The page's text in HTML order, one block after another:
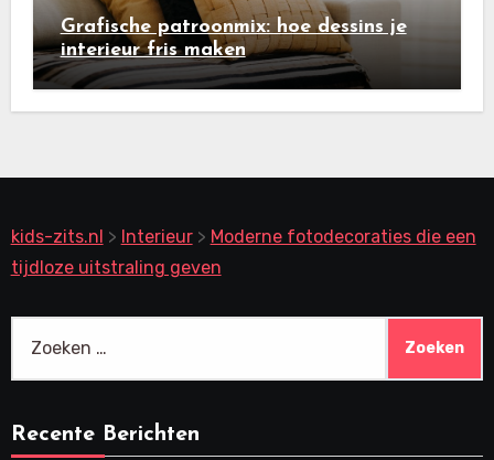
Grafische patroonmix: hoe dessins je
interieur fris maken
kids-zits.nl > Interieur> Moderne fotodecoraties die een
tijdloze uitstraling geven
naar:
Recente Berichten